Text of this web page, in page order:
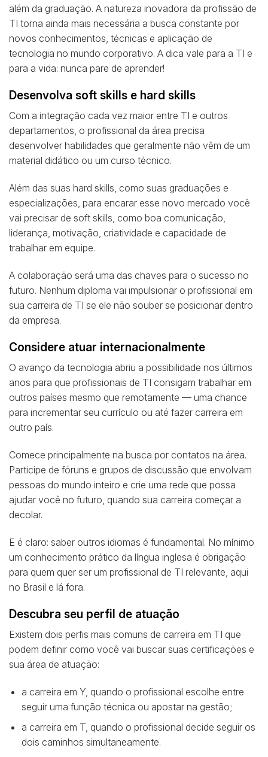
além da graduação. A natureza inovadora da profissão de
TI torna ainda mais necessária a busca constante por
novos conhecimentos, técnicas e aplicação de
tecnologia no mundo corporativo. A dica vale para a TI e
para a vida: nunca pare de aprender!
Desenvolva soft skills e hard skills
Com a integração cada vez maior entre TI e outros
departamentos, o profissional da área precisa
desenvolver habilidades que geralmente não vêm de um
material didático ou um curso técnico.
Além das suas hard skills, como suas graduações e
especializações, para encarar esse novo mercado você
vai precisar de soft skills, como boa comunicação,
liderança, motivação, criatividade e capacidade de
trabalhar em equipe.
A colaboração será uma das chaves para o sucesso no
futuro. Nenhum diploma vai impulsionar o profissional em
sua carreira de TI se ele não souber se posicionar dentro
da empresa.
Considere atuar internacionalmente
O avanço da tecnologia abriu a possibilidade nos últimos
anos para que profissionais de TI consigam trabalhar em
outros países mesmo que remotamente — uma chance
para incrementar seu currículo ou até fazer carreira em
outro país.
Comece principalmente na busca por contatos na área.
Participe de fóruns e grupos de discussão que envolvam
pessoas do mundo inteiro e crie uma rede que possa
ajudar você no futuro, quando sua carreira começar a
decolar.
E é claro: saber outros idiomas é fundamental. No mínimo
um conhecimento prático da língua inglesa é obrigação
para quem quer ser um profissional de TI relevante, aqui
no Brasil e lá fora.
Descubra seu perfil de atuação
Existem dois perfis mais comuns de carreira em TI que
podem definir como você vai buscar suas certificações e
sua área de atuação:
a carreira em Y, quando o profissional escolhe entre
seguir uma função técnica ou apostar na gestão;
a carreira em T, quando o profissional decide seguir os
dois caminhos simultaneamente.